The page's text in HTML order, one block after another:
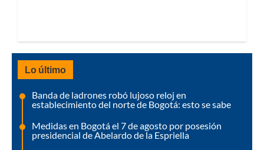
Lo último
Banda de ladrones robó lujoso reloj en
establecimiento del norte de Bogotá: esto se sabe
Medidas en Bogotá el 7 de agosto por posesión
presidencial de Abelardo de la Espriella